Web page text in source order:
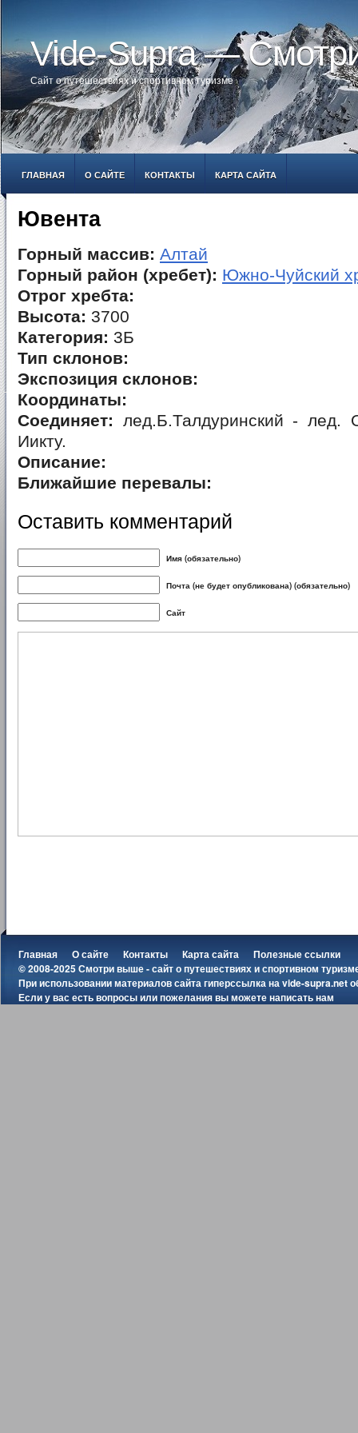
Vide-Supra —
Сайт о путешествиях и спортивном туризме
ГЛАВНАЯ О САЙТЕ КОНТАКТЫ КАРТА САЙТА
Ювента
Горный массив: Алтай
Горный район (хребет): Южно-Чуйский
Отрог хребта:
Высота: 3700
Категория: 3Б
Тип склонов:
Экспозиция склонов:
Координаты:
Соединяет: лед.Б.Талдуринский -
Иикту.
Описание:
Ближайшие перевалы:
Оставить комментарий
Имя (обязательно)
Почта (не будет опубликована) (обязательно)
Сайт
Главная О сайте Контакты Карта сайта
Полезные ссылки
© 2008-2025 Смотри выше - сайт о путешествиях и спортивном
При использовании материалов сайта гиперссылка наvide-supra.net
Если у вас есть вопросы или пожелания вы можетенаписать нам